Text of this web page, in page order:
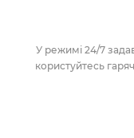
У режимі 24/7
користуйтесь